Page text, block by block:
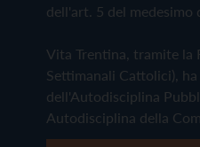
dell'art. 5 del medesimo
Vita Trentina, tramite la
Settimanali Cattolici),
dell'Autodisciplina
Autodisciplina della